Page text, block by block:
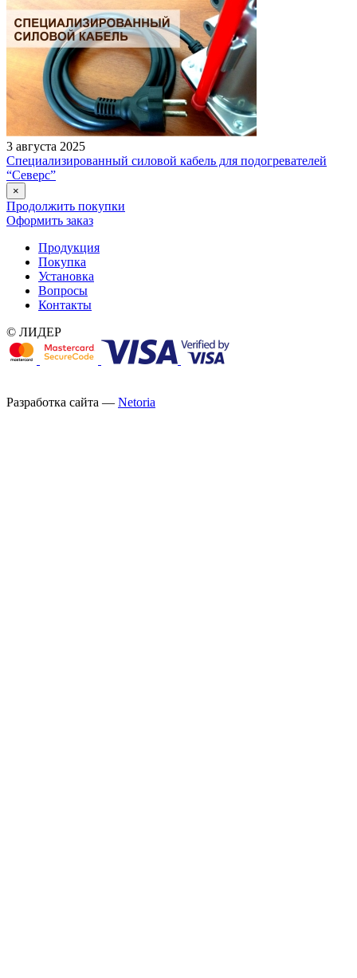
3 августа 2025
Специализированный силовой кабель для подогревателей
“Северс”
×
Продолжить покупки
Оформить заказ
Продукция
Покупка
Установка
Вопросы
Контакты
© ЛИДЕР
Разработка сайта — Netoria